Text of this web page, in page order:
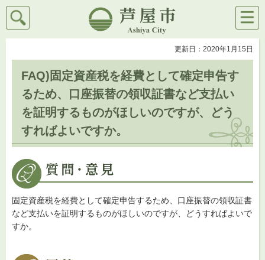
芦屋市
検索
メニ
ュー
更新日：2020年1月15日
FAQ)固定資産税を経費として確定申告す
るため、口座振替の領収証書など支払い
を証明するものがほしいのですが、どう
すればよいですか。
固定資産税を経費として確定申告するため、口座振替の領収証書
など支払いを証明するものがほしいのですが、どうすればよいで
すか。